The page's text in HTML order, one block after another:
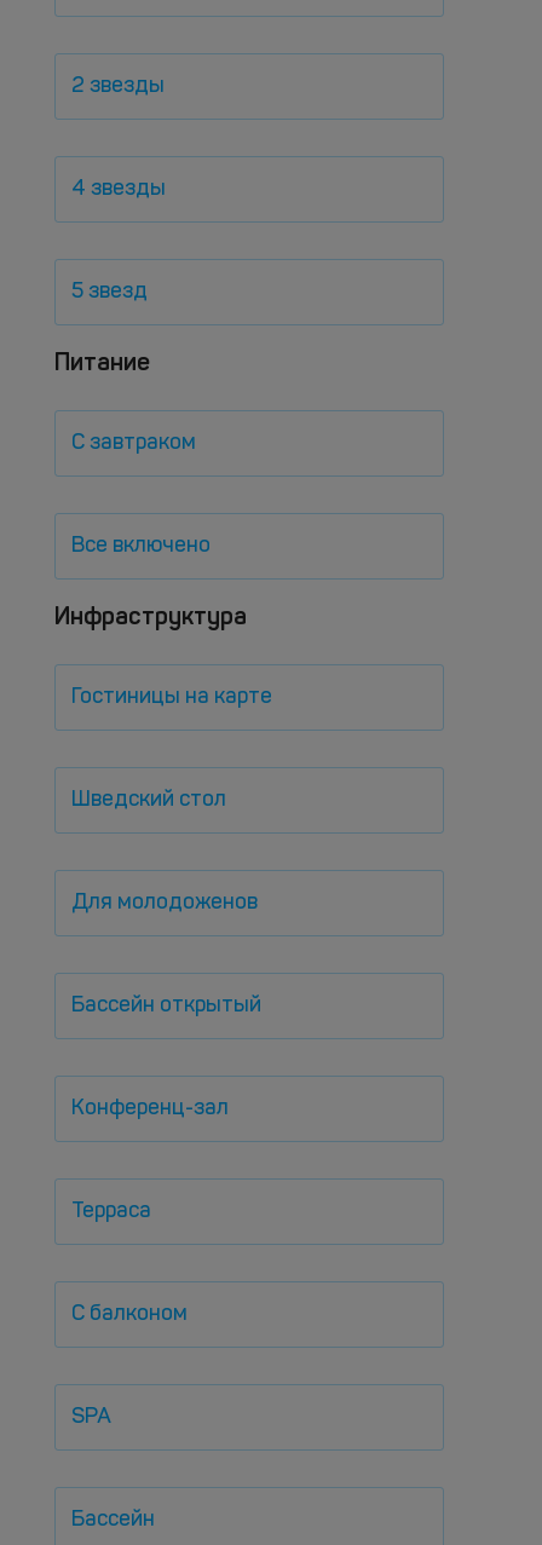
2 звезды
4 звезды
5 звезд
Питание
С завтраком
Все включено
Инфраструктура
Гостиницы на карте
Шведский стол
Для молодоженов
Бассейн открытый
Конференц-зал
Терраса
С балконом
SPA
Бассейн